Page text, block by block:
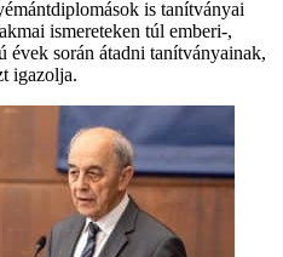
is tanítványai
ismereteken túl emberi-,
évek során átadni tanítványainak,
igazolja.